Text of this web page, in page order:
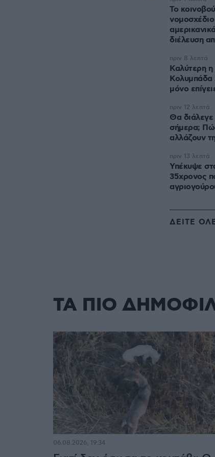
Το
διέλευση
Καλύτερη η
Κολυμπάδα
μόνο
πριν 8 λεπτά
Θα διάλεγε
σήμερα;
αλλάζουν
πριν 12 λεπτά
Υπέκυψε
35χρονος
πριν 13 λεπτά
ΔΕΙΤΕ
ΤΑ ΠΙΟ
06.08.2026, 19:34